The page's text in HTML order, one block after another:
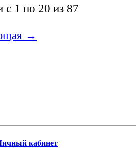
с 1 по 20 из 87
→
кабинет